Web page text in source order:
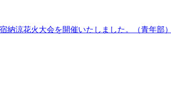
納涼花火大会を開催いたしました。（青年部）